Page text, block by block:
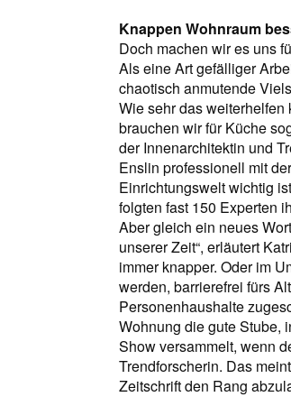
Knappen Wohnraum
Doch machen wir es uns
Als eine Art gefälliger
chaotisch anmutende
Wie sehr das weiterhelfen
brauchen wir für Küche
der Innenarchitektin und
Enslin professionell mit
Einrichtungswelt wichtig
folgten fast 150 Experten
Aber gleich ein neues
unserer Zeit“, erläutert
immer knapper. Oder im
werden, barrierefrei fürs
Personenhaushalte
Wohnung die gute Stube,
Show versammelt, wenn
Trendforscherin. Das
Zeitschrift den Rang